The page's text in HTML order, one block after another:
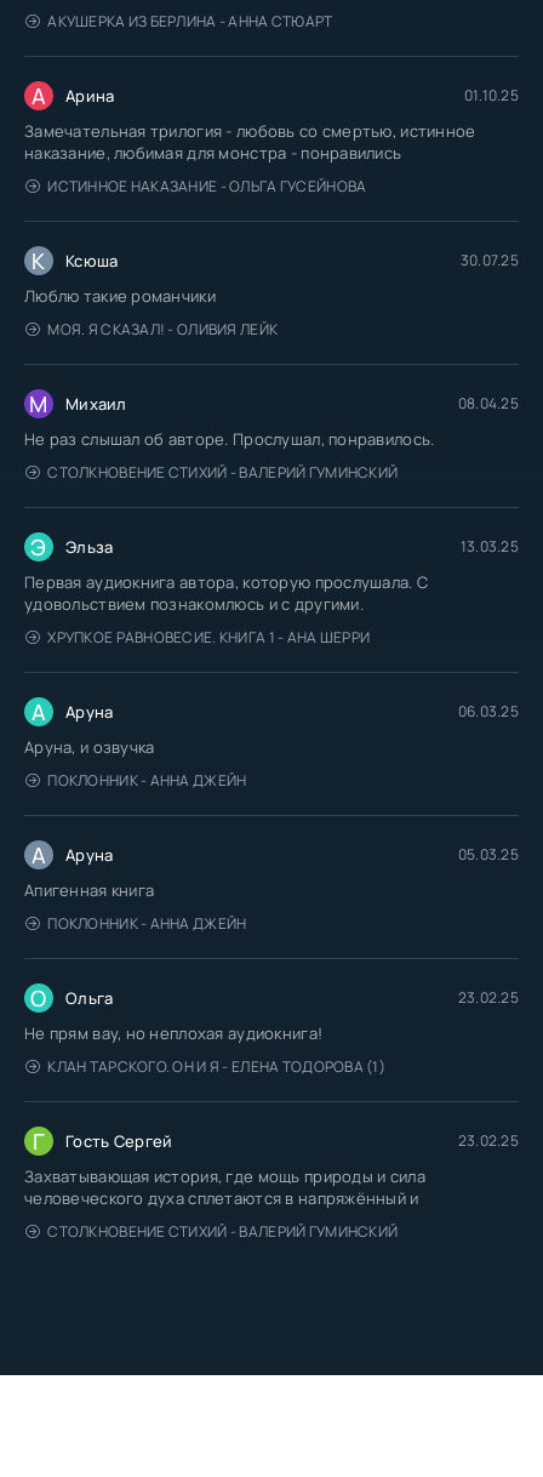
АКУШЕРКА ИЗ БЕРЛИНА - АННА СТЮАРТ
А Арина 01.10.25
Замечательная трилогия - любовь со смертью, истинное
наказание, любимая для монстра - понравились
ИСТИННОЕ НАКАЗАНИЕ - ОЛЬГА ГУСЕЙНОВА
К Ксюша 30.07.25
Люблю такие романчики
МОЯ. Я СКАЗАЛ! - ОЛИВИЯ ЛЕЙК
М Михаил 08.04.25
Не раз слышал об авторе. Прослушал, понравилось.
СТОЛКНОВЕНИЕ СТИХИЙ - ВАЛЕРИЙ ГУМИНСКИЙ
Э Эльза 13.03.25
Первая аудиокнига автора, которую прослушала. С
удовольствием познакомлюсь и с другими.
ХРУПКОЕ РАВНОВЕСИЕ. КНИГА 1 - АНА ШЕРРИ
А Аруна 06.03.25
Аруна, и озвучка
ПОКЛОННИК - АННА ДЖЕЙН
А Аруна 05.03.25
Апигенная книга
ПОКЛОННИК - АННА ДЖЕЙН
О Ольга 23.02.25
Не прям вау, но неплохая аудиокнига!
КЛАН ТАРСКОГО. ОН И Я - ЕЛЕНА ТОДОРОВА (1)
Г Гость Сергей 23.02.25
Захватывающая история, где мощь природы и сила
человеческого духа сплетаются в напряжённый и
СТОЛКНОВЕНИЕ СТИХИЙ - ВАЛЕРИЙ ГУМИНСКИЙ